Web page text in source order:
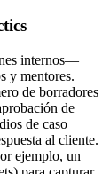
internos—
y mentores.
de borradores
de
de caso
al cliente.
ejemplo, un